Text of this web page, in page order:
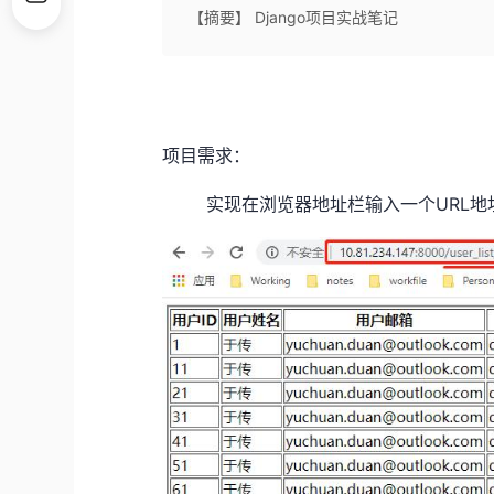
【摘要】 Django项目实战笔记
项目需求：
实现在浏览器地址栏输入一个URL地